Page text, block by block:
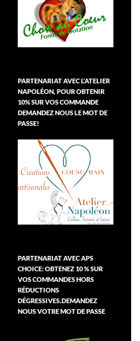
PARTENARIAT AVEC L’ATELIER
NAPOLÉON, POUR OBTENIR
10% SUR VOS COMMANDE
DEMANDEZ NOUS LE MOT DE
PASSE!
PARTENARIAT AVEC APS
CHOICE: OBTENEZ 10 % SUR
VOS COMMANDES HORS
RÉDUCTIONS
DÉGRESSIVES.DEMANDEZ
NOUS VOTRE MOT DE PASSE